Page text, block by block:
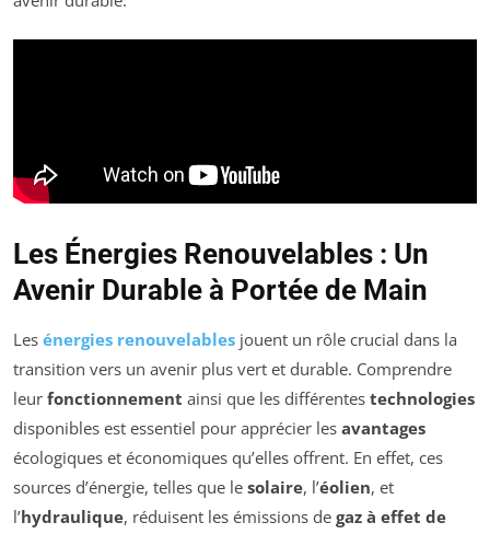
Les Énergies Renouvelables : Un
Avenir Durable à Portée de Main
Les énergies renouvelables jouent un rôle crucial dans la
transition vers un avenir plus vert et durable. Comprendre
leur fonctionnement ainsi que les différentes technologies
disponibles est essentiel pour apprécier les avantages
écologiques et économiques qu’elles offrent. En effet, ces
sources d’énergie, telles que le solaire, l’éolien, et
l’hydraulique, réduisent les émissions de gaz à effet de